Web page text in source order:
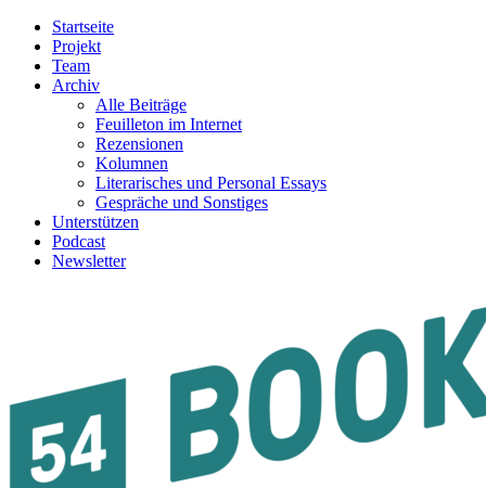
Startseite
Projekt
Team
Archiv
Alle Beiträge
Feuilleton im Internet
Rezensionen
Kolumnen
Literarisches und Personal Essays
Gespräche und Sonstiges
Unterstützen
Podcast
Newsletter